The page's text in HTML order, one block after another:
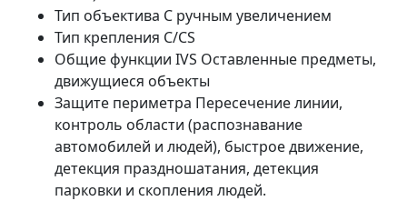
Тип объектива С ручным увеличением
Тип крепления C/CS
Общие функции IVS Оставленные предметы,
движущиеся объекты
Защите периметра Пересечение линии,
контроль области (распознавание
автомобилей и людей), быстрое движение,
детекция праздношатания, детекция
парковки и скопления людей.